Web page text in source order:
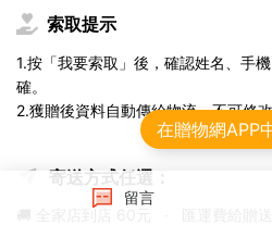
索取提示
1.按「我要索取」後，確認姓名、手
確。
2.獲贈後資料自動傳給物流，不可修
寄送方式任選：
留言
在贈物網APP